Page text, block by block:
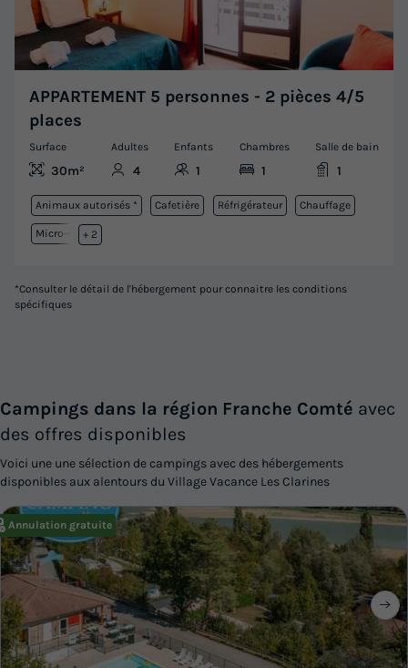
APPARTEMENT 5 personnes - 2 pièces 4/5
places
Surface
30m²
Adultes
4
Enfants
1
Chambres
1
Salle de bain
1
Animaux autorisés * Cafetière Réfrigérateur Chauffage
Micro-ondes
+ 2
*Consulter le détail de l'hébergement pour connaitre les conditions
spécifiques
Campings dans la région Franche Comté avec
des offres disponibles
Voici une une sélection de campings avec des hébergements
disponibles aux alentours du Village Vacance Les Clarines
Annulation gratuite